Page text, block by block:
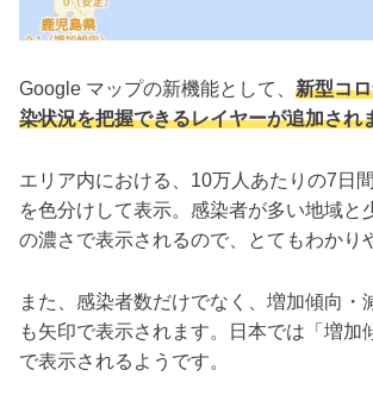
Google マップの新機能として、 新型コ
染状況を把握できるレイヤーが追加され
エリア内における、10万人あたりの7日
を色分けして表示。感染者が多い地域と
の濃さで表示されるので、とてもわかり
また、感染者数だけでなく、増加傾向・
も矢印で表示されます。日本では「増加
で表示されるようです。